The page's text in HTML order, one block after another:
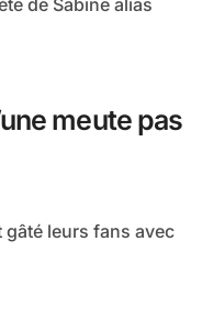
de Sabine alias
meute pas